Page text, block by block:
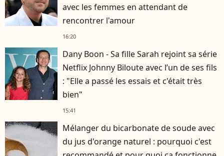
avec les femmes en attendant de
rencontrer l'amour
16:20
Dany Boon - Sa fille Sarah rejoint sa série
Netflix Johnny Biloute avec l’un de ses fils
: "Elle a passé les essais et c'était très
bien"
15:41
Mélanger du bicarbonate de soude avec
du jus d'orange naturel : pourquoi c'est